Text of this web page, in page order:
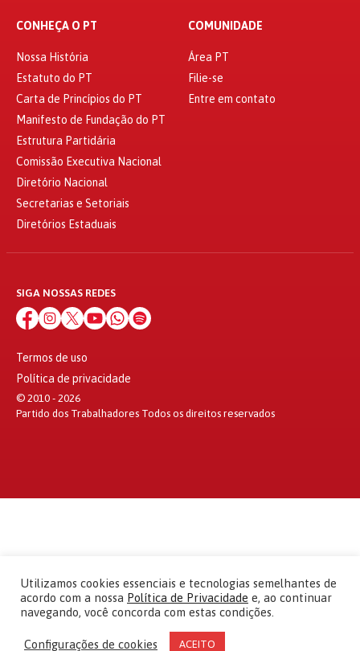
CONHEÇA O PT
Nossa História
Estatuto do PT
Carta de Princípios do PT
Manifesto de Fundação do PT
Estrutura Partidária
Comissão Executiva Nacional
Diretório Nacional
Secretarias e Setoriais
Diretórios Estaduais
COMUNIDADE
Área PT
Filie-se
Entre em contato
SIGA NOSSAS REDES
Termos de uso
Política de privacidade
© 2010 - 2026
Partido dos Trabalhadores Todos os direitos reservados
Utilizamos cookies essenciais e tecnologias semelhantes de
acordo com a nossa Política de Privacidade e, ao continuar
navegando, você concorda com estas condições.
Configurações de cookies ACEITO